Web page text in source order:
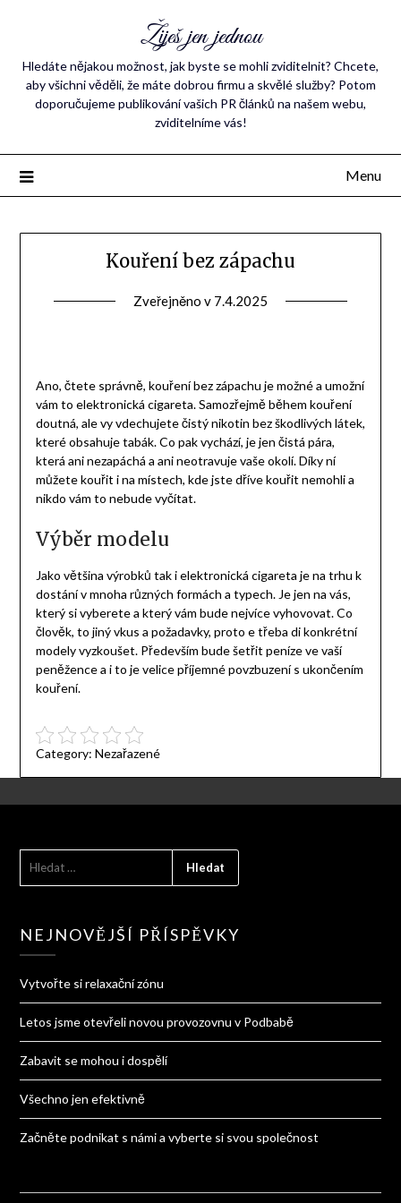
Žiješ jen jednou
Hledáte nějakou možnost, jak byste se mohli zviditelnit? Chcete,
aby všichni věděli, že máte dobrou firmu a skvělé služby? Potom
doporučujeme publikování vašich PR článků na našem webu,
zviditelníme vás!
Menu
Kouření bez zápachu
Zveřejněno v 7.4.2025
Ano, čtete správně, kouření bez zápachu je možné a umožní
vám to elektronická cigareta. Samozřejmě během kouření
doutná, ale vy vdechujete čistý nikotin bez škodlivých látek,
které obsahuje tabák. Co pak vychází, je jen čistá pára,
která ani nezapáchá a ani neotravuje vaše okolí. Díky ní
můžete kouřit i na místech, kde jste dříve kouřit nemohli a
nikdo vám to nebude vyčítat.
Výběr modelu
Jako většina výrobků tak i elektronická cigareta je na trhu k
dostání v mnoha různých formách a typech. Je jen na vás,
který si vyberete a který vám bude nejvíce vyhovovat. Co
člověk, to jiný vkus a požadavky, proto e třeba di konkrétní
modely vyzkoušet. Především bude šetřit peníze ve vaší
peněžence a i to je velice příjemné povzbuzení s ukončením
kouření.
Category: Nezařazené
NEJNOVĚJŠÍ PŘÍSPĚVKY
Vytvořte si relaxační zónu
Letos jsme otevřeli novou provozovnu v Podbabě
Zabavit se mohou i dospělí
Všechno jen efektivně
Začněte podnikat s námi a vyberte si svou společnost